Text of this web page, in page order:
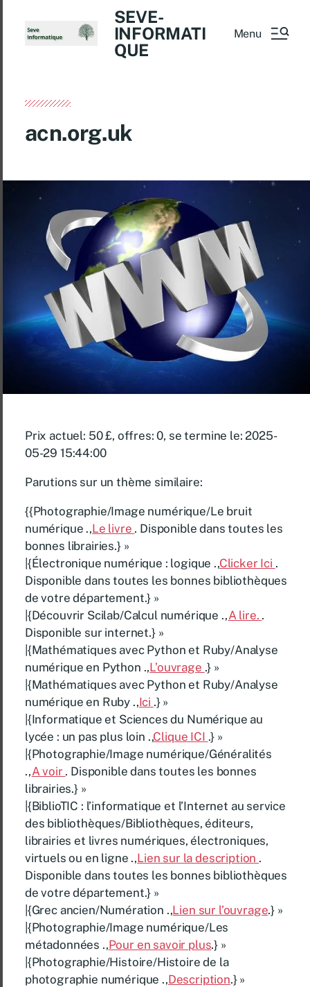
SEVE-
INFORMATI
QUE
Menu
acn.org.uk
Prix ​​actuel: 50 £, offres: 0, se termine le: 2025-
05-29 15:44:00
Parutions sur un thème similaire:
{{Photographie/Image numérique/Le bruit
numérique .,Le livre . Disponible dans toutes les
bonnes librairies.} »
|{Électronique numérique : logique .,Clicker Ici .
Disponible dans toutes les bonnes bibliothèques
de votre département.} »
|{Découvrir Scilab/Calcul numérique .,A lire. .
Disponible sur internet.} »
|{Mathématiques avec Python et Ruby/Analyse
numérique en Python .,L’ouvrage .} »
|{Mathématiques avec Python et Ruby/Analyse
numérique en Ruby .,Ici .} »
|{Informatique et Sciences du Numérique au
lycée : un pas plus loin .,Clique ICI .} »
|{Photographie/Image numérique/Généralités
.,A voir . Disponible dans toutes les bonnes
librairies.} »
|{BiblioTIC : l’informatique et l’Internet au service
des bibliothèques/Bibliothèques, éditeurs,
librairies et livres numériques, électroniques,
virtuels ou en ligne .,Lien sur la description .
Disponible dans toutes les bonnes bibliothèques
de votre département.} »
|{Grec ancien/Numération .,Lien sur l’ouvrage.} »
|{Photographie/Image numérique/Les
métadonnées .,Pour en savoir plus.} »
|{Photographie/Histoire/Histoire de la
photographie numérique .,Description.} »